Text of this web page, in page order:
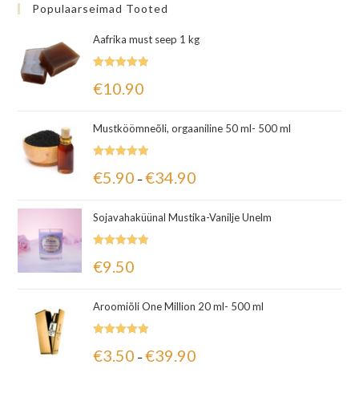
Populaarseimad Tooted
Aafrika must seep 1 kg
5.00/ 5
€10.90
Mustköömneõli, orgaaniline 50 ml- 500 ml
5.00 / 5
€5.90 – €34.90
Sojavahaküünal Mustika-Vanilje Unelm
5.00 / 5
€9.50
Aroomiõli One Million 20 ml- 500 ml
5.00/ 5
€3.50 – €39.90